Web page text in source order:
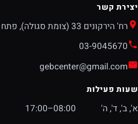
יצירת קשר
רח' הירקונים 33 (צומת סגולה), פתח תקווה
03-9045670
gebcenter@gmail.com
שעות פעילות
א', ב', ד', ה'
08:00–17:00